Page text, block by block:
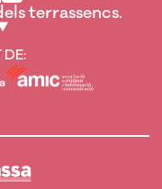
terrassencs.
DE: